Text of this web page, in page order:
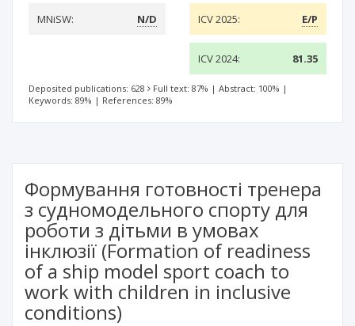
MNiSW:
N/D ICV 2025: E/P
ICV 2024: 81.35
Deposited publications: 628 Full text: 87% | Abstract: 100% |
Keywords: 89% | References: 89%
Формування готовності тренера
з судномодельного спорту для
роботи з дітьми в умовах
інклюзії (Formation of readiness
of a ship model sport coach to
work with children in inclusive
conditions)